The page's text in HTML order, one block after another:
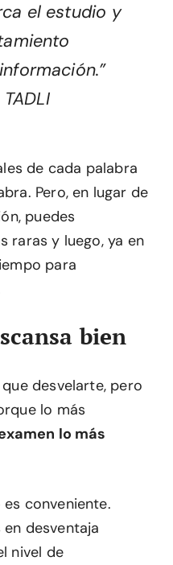
el estudio y
de cada palabra
Pero, en lugar de
puedes
raras y luego, ya en
para
bien
desvelarte, pero
lo más
lo más
conveniente.
desventaja
nivel de